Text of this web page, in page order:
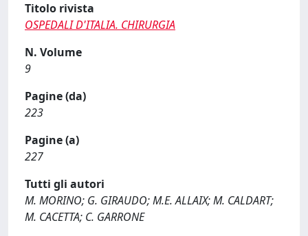
Titolo rivista
OSPEDALI D'ITALIA. CHIRURGIA
N. Volume
9
Pagine (da)
223
Pagine (a)
227
Tutti gli autori
M. MORINO; G. GIRAUDO; M.E. ALLAIX; M. CALDART;
M. CACETTA; C. GARRONE